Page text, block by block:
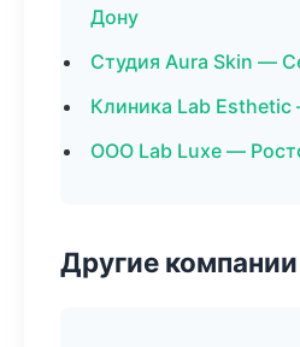
Дону
Студия Aura Skin —
Клиника Lab
ООО Lab Luxe —
Другие компании